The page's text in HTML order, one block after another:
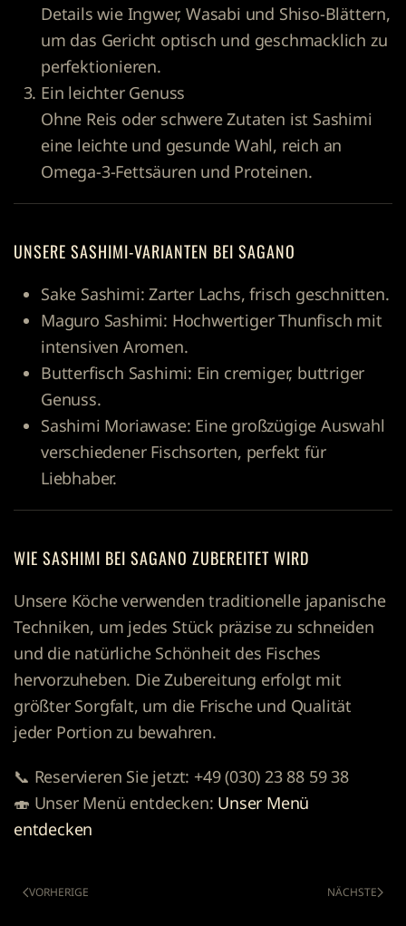
Details wie Ingwer, Wasabi und Shiso-Blättern,
um das Gericht optisch und geschmacklich zu
perfektionieren.
Ein leichter Genuss
Ohne Reis oder schwere Zutaten ist Sashimi
eine leichte und gesunde Wahl, reich an
Omega-3-Fettsäuren und Proteinen.
UNSERE SASHIMI-VARIANTEN BEI SAGANO
Sake Sashimi: Zarter Lachs, frisch geschnitten.
Maguro Sashimi: Hochwertiger Thunfisch mit
intensiven Aromen.
Butterfisch Sashimi: Ein cremiger, buttriger
Genuss.
Sashimi Moriawase: Eine großzügige Auswahl
verschiedener Fischsorten, perfekt für
Liebhaber.
WIE SASHIMI BEI SAGANO ZUBEREITET WIRD
Unsere Köche verwenden traditionelle japanische
Techniken, um jedes Stück präzise zu schneiden
und die natürliche Schönheit des Fisches
hervorzuheben. Die Zubereitung erfolgt mit
größter Sorgfalt, um die Frische und Qualität
jeder Portion zu bewahren.
📞 Reservieren Sie jetzt: +49 (030) 23 88 59 38
🍣 Unser Menü entdecken: Unser Menü
entdecken
VORHERIGE NÄCHSTE